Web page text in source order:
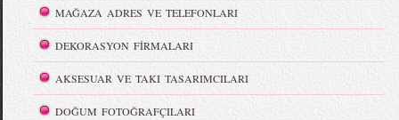
MAĞAZA ADRES VE TELEFONLARI
DEKORASYON FİRMALARI
AKSESUAR VE TAKI TASARIMCILARI
DOĞUM FOTOĞRAFÇILARI